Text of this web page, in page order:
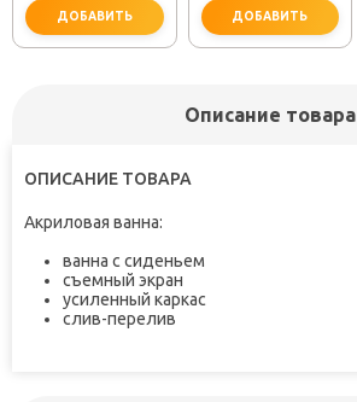
ДОБАВИТЬ ДОБАВИТЬ
Описание товара
ОПИСАНИЕ ТОВАРА
Акриловая ванна:
ванна с сиденьем
съемный экран
усиленный каркас
слив-перелив